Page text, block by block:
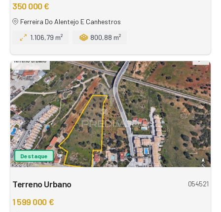
350 000 €
Ferreira Do Alentejo E Canhestros
1.106,79 m²
800,88 m²
Destaque
Terreno Urbano 054521
1 599 000 €